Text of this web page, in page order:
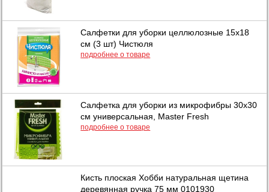
Салфетки для уборки целлюлозные 15х18
см (3 шт) Чистюля
подробнее о товаре
Салфетка для уборки из микрофибры 30х30
см универсальная, Master Fresh
подробнее о товаре
Кисть плоская Хобби натуральная щетина
деревянная ручка 75 мм 0101930